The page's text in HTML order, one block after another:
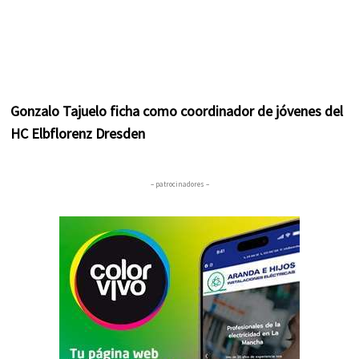
Gonzalo Tajuelo ficha como coordinador de jóvenes del
HC Elbflorenz Dresden
– patrocinadores –